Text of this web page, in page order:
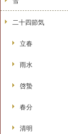
二十四節気
立春
雨水
啓蟄
春分
清明